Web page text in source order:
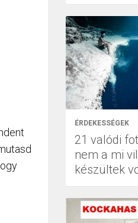
ÉRDEKESSÉGEK
21 valódi
nem a mi
készültek